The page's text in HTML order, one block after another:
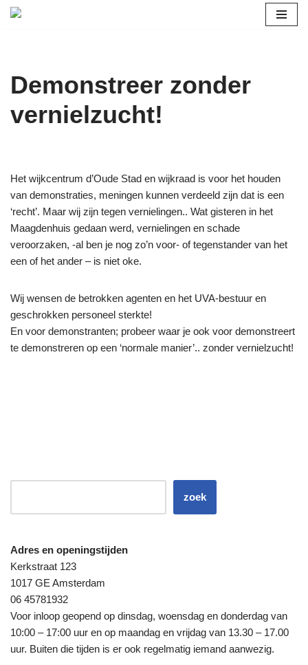
inhoud
Demonstreer zonder
vernielzucht!
Het wijkcentrum d’Oude Stad en wijkraad is voor het houden
van demonstraties, meningen kunnen verdeeld zijn dat is een
‘recht’. Maar wij zijn tegen vernielingen.. Wat gisteren in het
Maagdenhuis gedaan werd, vernielingen en schade
veroorzaken, -al ben je nog zo’n voor- of tegenstander van het
een of het ander – is niet oke.
Wij wensen de betrokken agenten en het UVA-bestuur en
geschrokken personeel sterkte!
En voor demonstranten; probeer waar je ook voor demonstreert
te demonstreren op een ‘normale manier’.. zonder vernielzucht!
zoek
Adres en openingstijden
Kerkstraat 123
1017 GE Amsterdam
06 45781932
Voor inloop geopend op dinsdag, woensdag en donderdag van
10:00 – 17:00 uur en op maandag en vrijdag van 13.30 – 17.00
uur. Buiten die tijden is er ook regelmatig iemand aanwezig.